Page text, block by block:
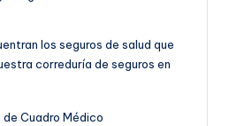
los seguros de salud que
correduría de seguros en
de Cuadro Médico